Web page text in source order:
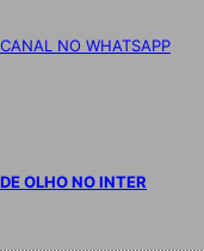
CANAL NO WHATSAPP
DE OLHO NO INTER